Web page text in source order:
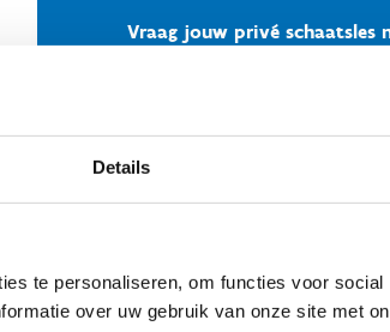
Details
te personaliseren, om functies voor
over uw gebruik van onze site met
Vraag jouw privé schaatsles
€ 46,00 per
€ 10,00 per